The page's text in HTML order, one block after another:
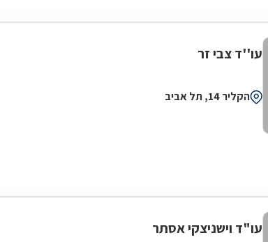
עו''ד צבי זר
הקליר 14, תל אביב
עו"ד וישניצקי אסתר